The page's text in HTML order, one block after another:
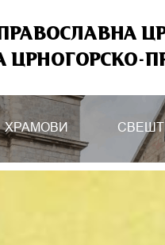
ЦРНОГОРСКО-
ХРАМОВИ